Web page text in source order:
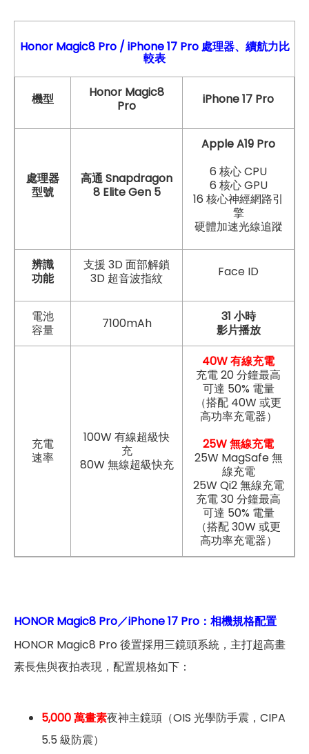
Honor Magic8 Pro/ iPhone 17 Pro處理器、續航力比
較表
機型
Honor Magic8
Pro
iPhone 17 Pro
處理器
型號
高通 Snapdragon
8 Elite Gen 5
Apple A19 Pro
6 核心 CPU
6 核心 GPU
16 核心神經網路引
擎
硬體加速光線追蹤
辨識
功能
支援 3D 面部解鎖
3D 超音波指紋
Face ID
電池
容量
7100mAh
31 小時
影片播放
充電
速率
100W 有線超級快
充
80W 無線超級快充
40W 有線充電
充電 20 分鐘最高
可達 50% 電量
（搭配 40W 或更
高功率充電器）
25W 無線充電
25W MagSafe 無
線充電
25W Qi2 無線充電
充電 30 分鐘最高
可達 50% 電量
（搭配 30W 或更
高功率充電器）
HONOR Magic8 Pro／iPhone 17 Pro：相機規格配置
HONOR Magic8 Pro 後置採用三鏡頭系統，主打超高畫
素長焦與夜拍表現，配置規格如下：
5,000 萬畫素夜神主鏡頭（OIS 光學防手震，CIPA
5.5 級防震）